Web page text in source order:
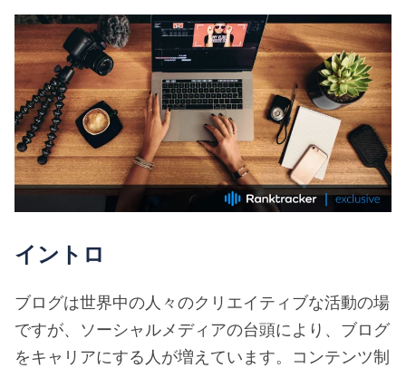
イントロ
ブログは世界中の人々のクリエイティブな活動の場
ですが、ソーシャルメディアの台頭により、ブログ
をキャリアにする人が増えています。コンテンツ制